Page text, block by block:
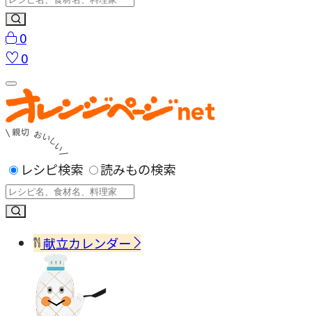
0
0
レシピ検索 読みもの検索
献立カレンダー